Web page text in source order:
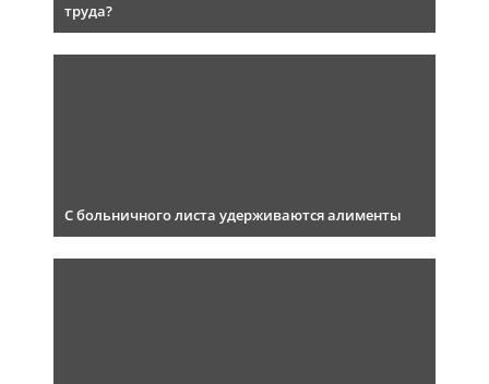
труда?
С больничного листа удерживаются алименты